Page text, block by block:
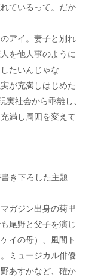
ているって。だか
アイ。妻子と別れ
を他人事のように
たいんじゃな
が充満しはじめた
実社会から乖離し、
満し周囲を変えて
き下ろした主題
ガジン出身の菊里
尾野と父子を演じ
イの母）、風間ト
ミュージカル俳優
あすかなど、確か